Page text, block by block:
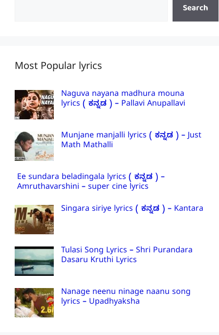
Search
Most Popular lyrics
Naguva nayana madhura mouna
lyrics ( ಕನ್ನಡ ) – Pallavi Anupallavi
Munjane manjalli lyrics ( ಕನ್ನಡ ) – Just
Math Mathalli
Ee sundara beladingala lyrics ( ಕನ್ನಡ ) –
Amruthavarshini – super cine lyrics
Singara siriye lyrics ( ಕನ್ನಡ ) – Kantara
Tulasi Song Lyrics – Shri Purandara
Dasaru Kruthi Lyrics
Nanage neenu ninage naanu song
lyrics – Upadhyaksha